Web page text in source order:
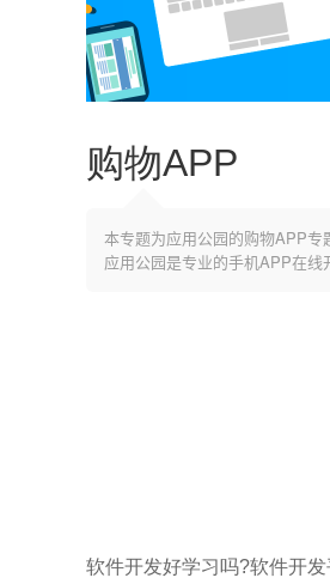
购物APP
本专题为应用公园的购物APP专
应用公园是专业的手机APP在线
软件开发好学习吗?软件开